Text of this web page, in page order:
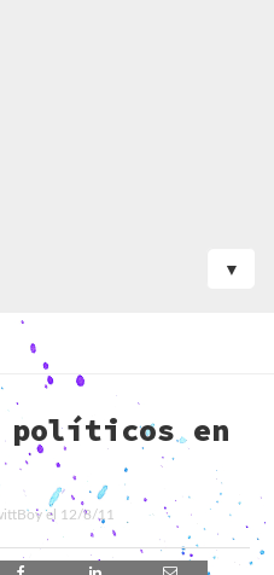
políticos en
el 12/8/11